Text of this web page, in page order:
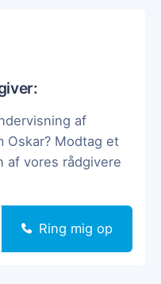
af
Modtag et
af vores rådgivere
Ring mig op